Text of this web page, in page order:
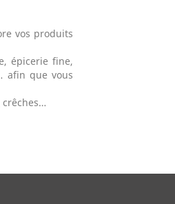
vos produits
épicerie fine,
afin que vous